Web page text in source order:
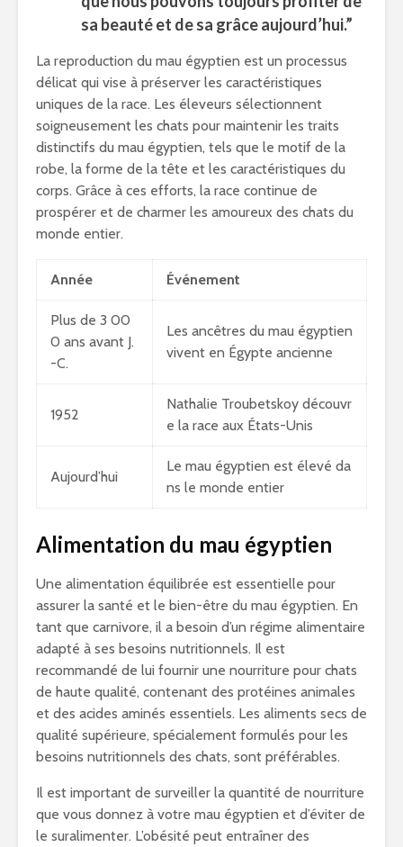
sa beauté et de sa grâce aujourd’hui.”
La reproduction du mau égyptien est un processus
délicat qui vise à préserver les caractéristiques
uniques de la race. Les éleveurs sélectionnent
soigneusement les chats pour maintenir les traits
distinctifs du mau égyptien, tels que le motif de la
robe, la forme de la tête et les caractéristiques du
corps. Grâce à ces efforts, la race continue de
prospérer et de charmer les amoureux des chats du
monde entier.
Année Événement
Plus de 3 00
0 ans avant J.
-C.
Les ancêtres du mau égyptien
vivent en Égypte ancienne
1952
Nathalie Troubetskoy découvr
e la race aux États-Unis
Aujourd’hui
Le mau égyptien est élevé da
ns le monde entier
Alimentation du mau égyptien
Une alimentation équilibrée est essentielle pour
assurer la santé et le bien-être du mau égyptien. En
tant que carnivore, il a besoin d’un régime alimentaire
adapté à ses besoins nutritionnels. Il est
recommandé de lui fournir une nourriture pour chats
de haute qualité, contenant des protéines animales
et des acides aminés essentiels. Les aliments secs de
qualité supérieure, spécialement formulés pour les
besoins nutritionnels des chats, sont préférables.
Il est important de surveiller la quantité de nourriture
que vous donnez à votre mau égyptien et d’éviter de
le suralimenter. L’obésité peut entraîner des